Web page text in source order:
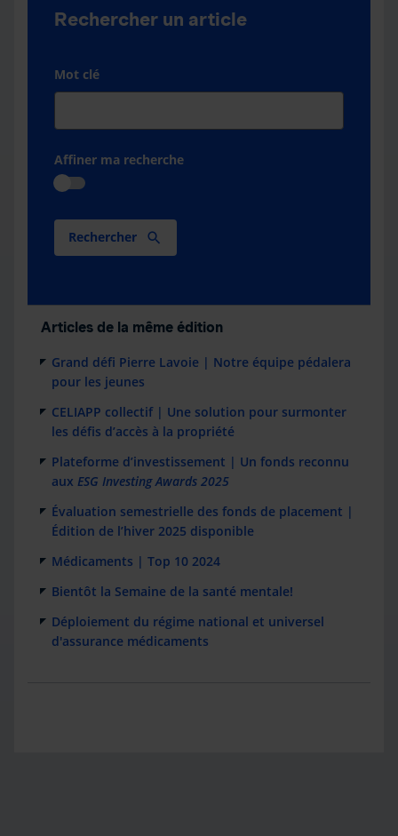
Rechercher un article
Mot clé
Affiner ma recherche
Rechercher
Articles de la même édition
Grand défi Pierre Lavoie | Notre équipe pédalera
pour les jeunes
CELIAPP collectif | Une solution pour surmonter
les défis d’accès à la propriété
Plateforme d’investissement | Un fonds reconnu
aux ESG Investing Awards 2025
Évaluation semestrielle des fonds de placement |
Édition de l’hiver 2025 disponible
Médicaments | Top 10 2024
Bientôt la Semaine de la santé mentale!
Déploiement du régime national et universel
d'assurance médicaments